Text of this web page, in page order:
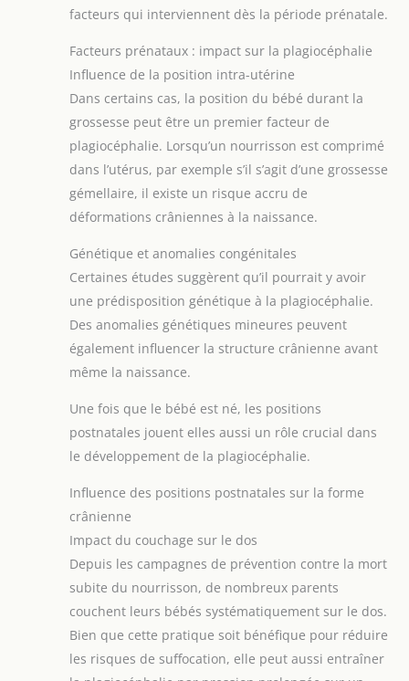
facteurs qui interviennent dès la période prénatale.
Facteurs prénataux : impact sur la plagiocéphalie
Influence de la position intra-utérine
Dans certains cas, la position du bébé durant la
grossesse peut être un premier facteur de
plagiocéphalie. Lorsqu’un nourrisson est comprimé
dans l’utérus, par exemple s’il s’agit d’une grossesse
gémellaire, il existe un risque accru de
déformations crâniennes à la naissance.
Génétique et anomalies congénitales
Certaines études suggèrent qu’il pourrait y avoir
une prédisposition génétique à la plagiocéphalie.
Des anomalies génétiques mineures peuvent
également influencer la structure crânienne avant
même la naissance.
Une fois que le bébé est né, les positions
postnatales jouent elles aussi un rôle crucial dans
le développement de la plagiocéphalie.
Influence des positions postnatales sur la forme
crânienne
Impact du couchage sur le dos
Depuis les campagnes de prévention contre la mort
subite du nourrisson, de nombreux parents
couchent leurs bébés systématiquement sur le dos.
Bien que cette pratique soit bénéfique pour réduire
les risques de suffocation, elle peut aussi entraîner